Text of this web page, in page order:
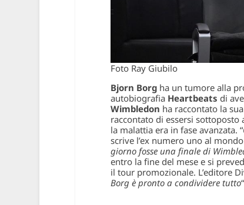
Foto Ray Giubilo
Bjorn Borgha un tumore alla
autobiografia Heartbeats di
Wimbledon ha raccontato la
raccontato di essersi sottoposto
la malattia era in fase avanzata. “
scrive l’ex numero uno al
giorno fosse una finale di
entro la fine del mese e si
il tour promozionale. L’editore
Borg è pronto a condividere tutto